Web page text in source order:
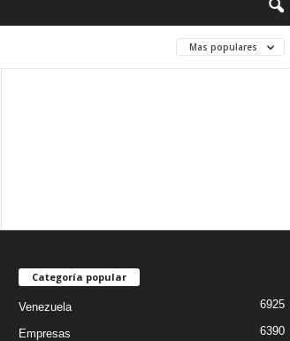
Mas populares
Categoría popular
Venezuela 6925
Empresas 6390